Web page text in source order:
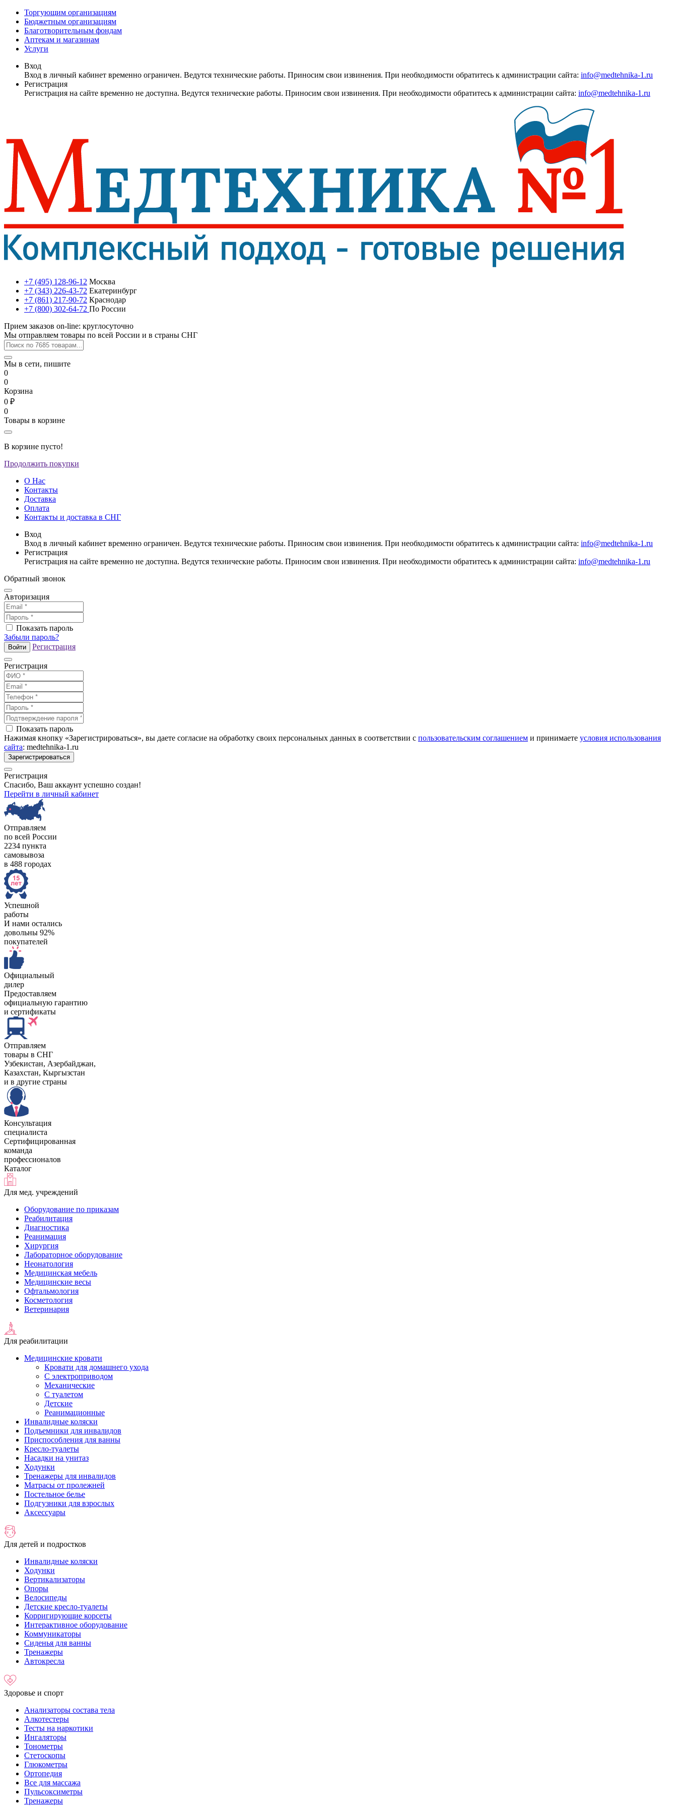
Торгующим организациям
Бюджетным организациям
Благотворительным фондам
Аптекам и магазинам
Услуги
Вход
Вход в личный кабинет временно ограничен. Ведутся технические работы. Приносим свои извинения. При необходимости обратитесь к администрации сайта: info@medtehnika-1.ru
Регистрация
Регистрация на сайте временно не доступна. Ведутся технические работы. Приносим свои извинения. При необходимости обратитесь к администрации сайта: info@medtehnika-1.ru
+7 (495) 128-96-12 Москва
+7 (343) 226-43-72 Екатеринбург
+7 (861) 217-90-72 Краснодар
+7 (800) 302-64-72 По России
Прием заказов on-line: круглосуточно
Мы отправляем товары по всей России и в страны СНГ
Мы в сети, пишите
0
0
Корзина
0 ₽
0
Товары в корзине
В корзине пусто!
Продолжить покупки
О Нас
Контакты
Доставка
Оплата
Контакты и доставка в СНГ
Вход
Вход в личный кабинет временно ограничен. Ведутся технические работы. Приносим свои извинения. При необходимости обратитесь к администрации сайта: info@medtehnika-1.ru
Регистрация
Регистрация на сайте временно не доступна. Ведутся технические работы. Приносим свои извинения. При необходимости обратитесь к администрации сайта: info@medtehnika-1.ru
Обратный звонок
Авторизация
Показать пароль
Забыли пароль?
Войти Регистрация
Регистрация
Показать пароль
Нажимая кнопку «Зарегистрироваться», вы даете согласие на обработку своих персональных данных в соответствии с пользовательским соглашением и принимаете условия использования
сайта: medtehnika-1.ru
Зарегистрироваться
Регистрация
Спасибо, Ваш аккаунт успешно создан!
Перейти в личный кабинет
Отправляем
по всей России
2234 пункта
самовывоза
в 488 городах
Успешной
работы
И нами остались
довольны 92%
покупателей
Официальный
дилер
Предоставляем
официальную гарантию
и сертификаты
Отправляем
товары в СНГ
Узбекистан, Aзербайджан,
Казахстан, Кыргызстан
и в другие страны
Консультация
специалиста
Сертифицированная
команда
профессионалов
Каталог
Для мед. учреждений
Оборудование по приказам
Реабилитация
Диагностика
Реанимация
Хирургия
Лабораторное оборудование
Неонатология
Медицинская мебель
Медицинские весы
Офтальмология
Косметология
Ветеринария
Для реабилитации
Медицинские кровати
Кровати для домашнего ухода
С электроприводом
Механические
С туалетом
Детские
Реанимационные
Инвалидные коляски
Подъемники для инвалидов
Приспособления для ванны
Кресло-туалеты
Насадки на унитаз
Ходунки
Тренажеры для инвалидов
Матрасы от пролежней
Постельное белье
Подгузники для взрослых
Аксессуары
Для детей и подростков
Инвалидные коляски
Ходунки
Вертикализаторы
Опоры
Велосипеды
Детские кресло-туалеты
Корригирующие корсеты
Интерактивное оборудование
Коммуникаторы
Сиденья для ванны
Тренажеры
Автокресла
Здоровье и спорт
Анализаторы состава тела
Алкотестеры
Тесты на наркотики
Ингаляторы
Тонометры
Стетоскопы
Глюкометры
Ортопедия
Все для массажа
Пульсоксиметры
Тренажеры